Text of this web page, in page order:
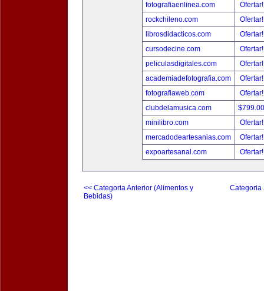
fotografiaenlinea.com
rockchileno.com
librosdidacticos.com
cursodecine.com
peliculasdigitales.com
academiadefotografia.com
fotografiaweb.com
clubdelamusica.com
minilibro.com
mercadodeartesanias.com
expoartesanal.com
<< Categoria Anterior (Alimentos y
Bebidas)
Categoria